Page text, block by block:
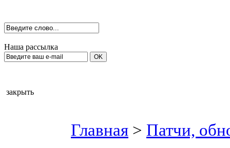
Наша рассылка
закрыть
Главная > Патчи,